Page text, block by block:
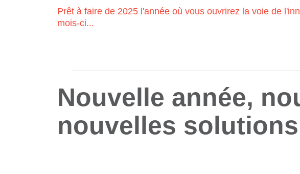
Prêt à faire de 2025 l'année où vous ouvrirez la voie de
mois-ci...
Nouvelle année,
nouvelles